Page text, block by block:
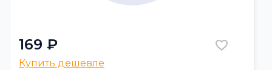
169 ₽
Купить дешевле